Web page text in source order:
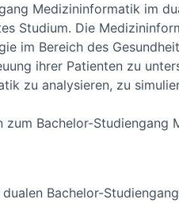
Medizininformatik im
Studium. Die
im Bereich des
ihrer Patienten zu
zu analysieren, zu
zum Bachelor-Studiengang
Bachelor-